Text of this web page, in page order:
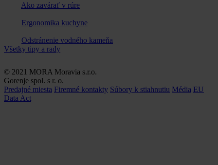
Ako zavárať v rúre
Ergonomika kuchyne
Odstránenie vodného kameňa
Všetky tipy a rady
© 2021 MORA Moravia s.r.o.
Gorenje spol. s r. o.
Predajné miesta Firemné kontakty Súbory k stiahnutiu Média EU
Data Act